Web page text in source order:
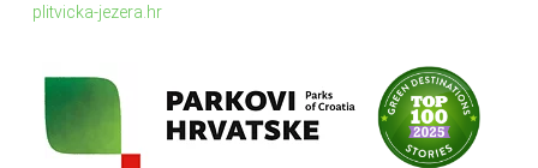
plitvicka-jezera.hr